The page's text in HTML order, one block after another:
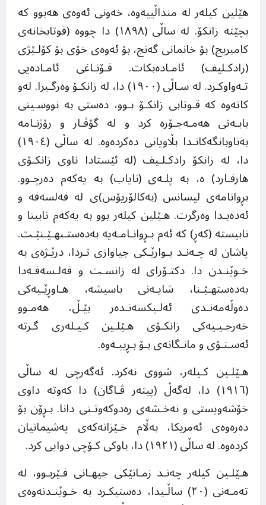
هێلین کیلەر لە منداڵییەوە، خەونی ئەوەی هەبوو کە
بچێتە زانکۆ. لە ساڵی (١٨٩٨) دا چووە (قوتابخانەی
کامبریج) بۆ خانمانی گەنج، بۆ ئەوەی خۆی بۆ کۆلـێژی
(رادکـلیف) ئامـادەبکات. قـۆنـاغی ئامـادەیی
تـەواوکـرد. لە سـاڵی (١٩٠٠) دا، لە زانکـۆ وەرگـیرا. لەو
کاتەوە کە قـوتابی زانکـۆ بـوو، دەستی بە نووسـینی
بابـەتی هەمـەجـۆرە کرد و لە گۆڤـار و رۆژنـامە
بەناوبانگەکانـدا بڵاویانی دەکردەوە. لە ساڵی (١٩٠٤)
دا، لە زانکۆ رادکـلـیف (لە ئێستادا ناوی زانکـۆی
هارفـارد) ە، بە پلـەی (نایاب) بە یەکەم دەرچـوو.
بڕوانامەی لیسانس (بەکالۆریۆس)ی لە فەلسەفە و
ئەدەبـدا وەرگرت. هـێلین کیلەر بوو بە یەکەم نابینا و
نابیستە (کەڕ) کە ئەم بـڕوانـامـەیە بەدەستـبهـێـنێـت.
پاشان لە چـەنـد بـوارێـکی جیاوازی تـردا، درێـژەی بە
خـوێنـدن دا. دکتـۆرای لە زانسـت و فەلـسەفـەدا
بەدەستهـێـنا، شایـەنی باسیشە، هـاوڕێـیەکی
دەوڵەمەنـدی ئەلـیکسەنـدەر بێـڵ، هەمـوو
خەرجـیـیەکی زانکـۆی هـێلـین کـیـلەری گـرتە
ئەسـتـۆی و مانـگانەی بـۆ بـڕییـەوە.
هـێلـین کـیلەر، شووی نەکرد. ئەگەرچی لە ساڵی
(١٩١٦) دا، لەگەڵ (پیتەر ڤـاگان) دا کەوتە داوی
خۆشەویستی و نەخـشەی رەدوکەوتـنی دانا. بـڕۆن بۆ
دەرەوەی ئەمریکا، بەڵام خـێزانەکەی پەشیمانیان
کردەوە. لە ساڵی (١٩٢١) دا، باوکی کـۆچی دوایی کرد.
هـێلـین کیلەر چەنـد زمـانێکی جیهـانی فـێربـوو، لە
تەمـەنی (٢٠) ساڵـیدا، دەستیکـرد بە خـوێنـدنەوەی